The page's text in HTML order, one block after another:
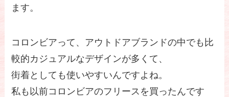
ます。
コロンビアって、アウトドアブランドの中でも比
較的カジュアルなデザインが多くて、
街着としても使いやすいんですよね。
私も以前コロンビアのフリースを買ったんです